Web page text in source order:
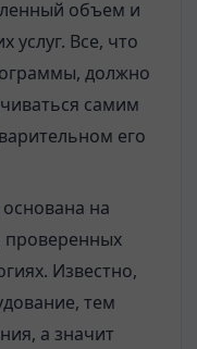
объем и
услуг. Все, что
должно
самим
его
на
проверенных
Известно,
тем
а значит